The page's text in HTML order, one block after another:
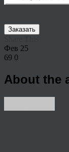
Заказать
Фев 25
69 0
About the